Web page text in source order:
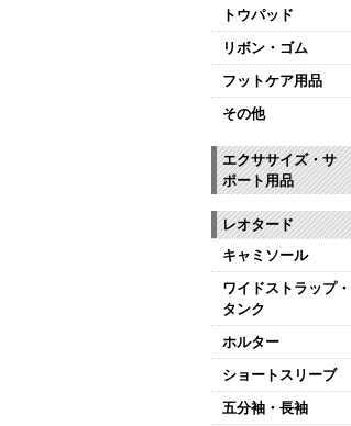
トウパッド
リボン・ゴム
フットケア用品
その他
エクササイズ・サ
ポート用品
レオタード
キャミソール
ワイドストラップ・
タンク
ホルター
ショートスリーブ
五分袖・長袖